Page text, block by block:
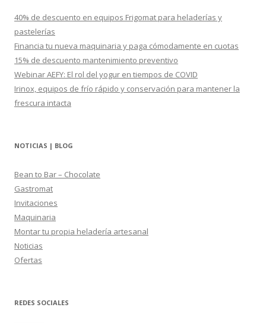
r
40% de descuento en equipos Frigomat para heladerías y
pastelerías
Financia tu nueva maquinaria y paga cómodamente en cuotas
15% de descuento mantenimiento preventivo
Webinar AEFY: El rol del yogur en tiempos de COVID
Irinox, equipos de frío rápido y conservación para mantener la
frescura intacta
NOTICIAS | BLOG
Bean to Bar – Chocolate
Gastromat
Invitaciones
Maquinaria
Montar tu propia heladería artesanal
Noticias
Ofertas
REDES SOCIALES